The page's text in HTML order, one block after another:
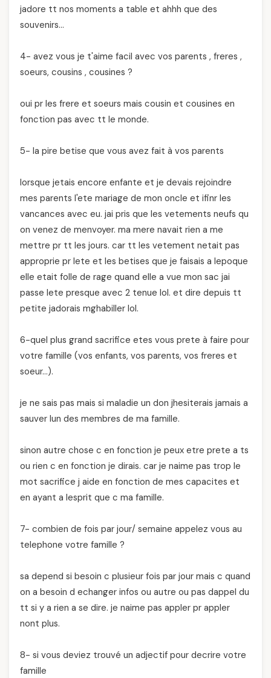
jadore tt nos moments a table et ahhh que des
souvenirs…
4- avez vous je t'aime facil avec vos parents , freres ,
soeurs, cousins , cousines ?
oui pr les frere et soeurs mais cousin et cousines en
fonction pas avec tt le monde.
5- la pire betise que vous avez fait à vos parents
lorsque jetais encore enfante et je devais rejoindre
mes parents l'ete mariage de mon oncle et ifinr les
vancances avec eu. jai pris que les vetements neufs qu
on venez de menvoyer. ma mere navait rien a me
mettre pr tt les jours. car tt les vetement netait pas
approprie pr lete et les betises que je faisais a lepoque
elle etait folle de rage quand elle a vue mon sac jai
passe lete presque avec 2 tenue lol. et dire depuis tt
petite jadorais mghabiller lol.
6-quel plus grand sacrifice etes vous prete à faire pour
votre famille (vos enfants, vos parents, vos freres et
soeur…).
je ne sais pas mais si maladie un don jhesiterais jamais a
sauver lun des membres de ma famille.
sinon autre chose c en fonction je peux etre prete a ts
ou rien c en fonction je dirais. car je naime pas trop le
mot sacrifice j aide en fonction de mes capacites et
en ayant a lesprit que c ma famille.
7- combien de fois par jour/ semaine appelez vous au
telephone votre famille ?
sa depend si besoin c plusieur fois par jour mais c quand
on a besoin d echanger infos ou autre ou pas dappel du
tt si y a rien a se dire. je naime pas appler pr appler
nont plus.
8- si vous deviez trouvé un adjectif pour decrire votre
famille